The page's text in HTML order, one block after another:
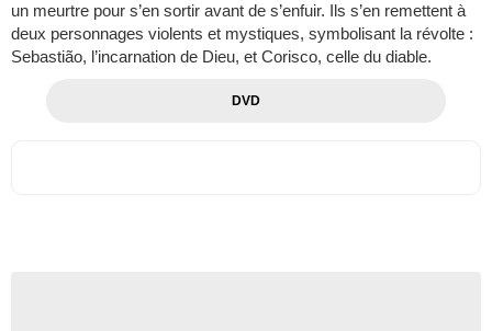
un meurtre pour s’en sortir avant de s’enfuir. Ils s’en remettent à
deux personnages violents et mystiques, symbolisant la révolte :
Sebastião, l’incarnation de Dieu, et Corisco, celle du diable.
DVD